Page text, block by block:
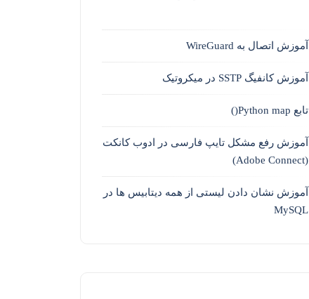
آموزش اتصال به WireGuard
آموزش کانفیگ SSTP در میکروتیک
تابع Python map()
آموزش رفع مشکل تایپ فارسی در ادوب کانکت
(Adobe Connect)
آموزش نشان دادن لیستی از همه دیتابیس ها در
MySQL